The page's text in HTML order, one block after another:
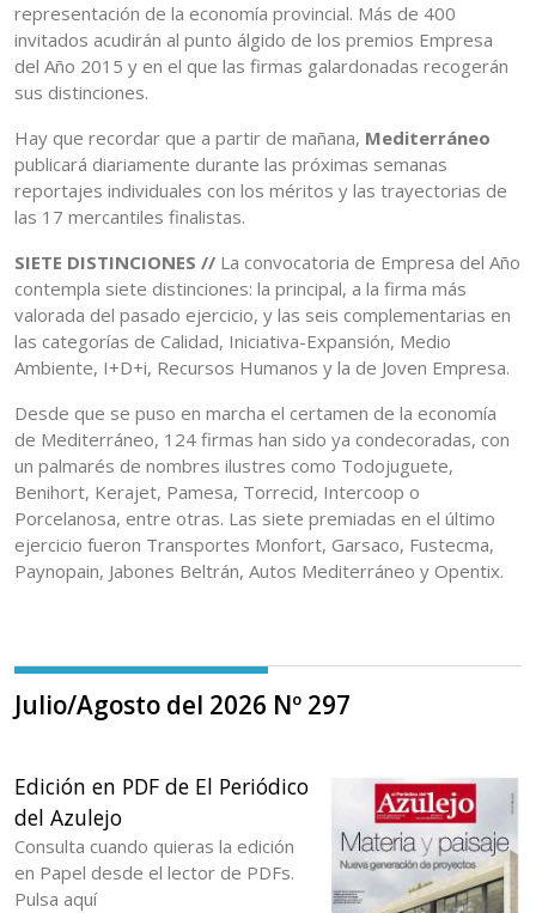
representación de la economía provincial. Más de 400
invitados acudirán al punto álgido de los premios Empresa
del Año 2015 y en el que las firmas galardonadas recogerán
sus distinciones.
Hay que recordar que a partir de mañana, Mediterráneo
publicará diariamente durante las próximas semanas
reportajes individuales con los méritos y las trayectorias de
las 17 mercantiles finalistas.
SIETE DISTINCIONES // La convocatoria de Empresa del Año
contempla siete distinciones: la principal, a la firma más
valorada del pasado ejercicio, y las seis complementarias en
las categorías de Calidad, Iniciativa-Expansión, Medio
Ambiente, I+D+i, Recursos Humanos y la de Joven Empresa.
Desde que se puso en marcha el certamen de la economía
de Mediterráneo, 124 firmas han sido ya condecoradas, con
un palmarés de nombres ilustres como Todojuguete,
Benihort, Kerajet, Pamesa, Torrecid, Intercoop o
Porcelanosa, entre otras. Las siete premiadas en el último
ejercicio fueron Transportes Monfort, Garsaco, Fustecma,
Paynopain, Jabones Beltrán, Autos Mediterráneo y Opentix.
Julio/Agosto del 2026 Nº 297
Edición en PDF de El Periódico
del Azulejo
Consulta cuando quieras la edición
en Papel desde el lector de PDFs.
Pulsa aquí